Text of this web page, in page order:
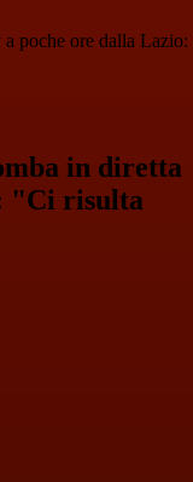
poche ore dalla Lazio:
in diretta
"Ci risulta